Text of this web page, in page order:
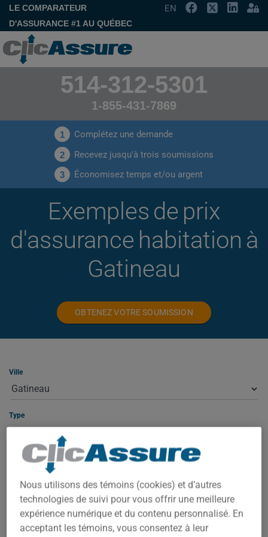
LE COMPARATEUR
D'ASSURANCE #1 AU QUÉBEC
EN
514-312-5301
1-855-431-7869
1 Complétez une demande
2 Recevez jusqu'à trois soumissions
3 Économisez temps et/ou argent
Exemples de prix
d'assurance habitation à
Gatineau
OBTENEZ VOTRE SOUMISSION
Ville
Type
ASSURANCE HABITATION À GATINEAU
À Gatineau, votre prime dépend de plusieurs facteurs : la
valeur de la propriété, le code postal exact, l'année de
construction et votre historique d'assurance. Sélectionnez le
Nous utilisons des témoins (cookies) et d’autres
technologies de suivi pour vous offrir une meilleure
expérience numérique et du contenu personnalisé. En
acceptant les témoins, vous consentez à leur